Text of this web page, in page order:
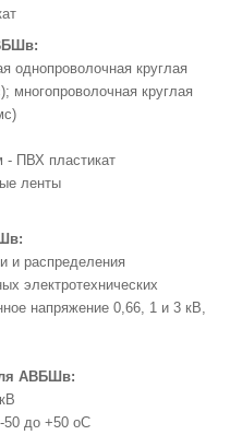
однопроволочная круглая
многопроволочная круглая
- ПВХ пластикат
ленты
и распределения
электротехнических
напряжение 0,66, 1 и 3 кВ,
АВБШв:
50 до +50 оС